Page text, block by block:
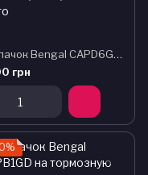
Колпачок Bengal CAPD6GD на рубашку переключения передач, алюм., цв. анодировка, совместим с 4mm рубашкой (4.7x4.2x22.5) золотой (50шт)
грн